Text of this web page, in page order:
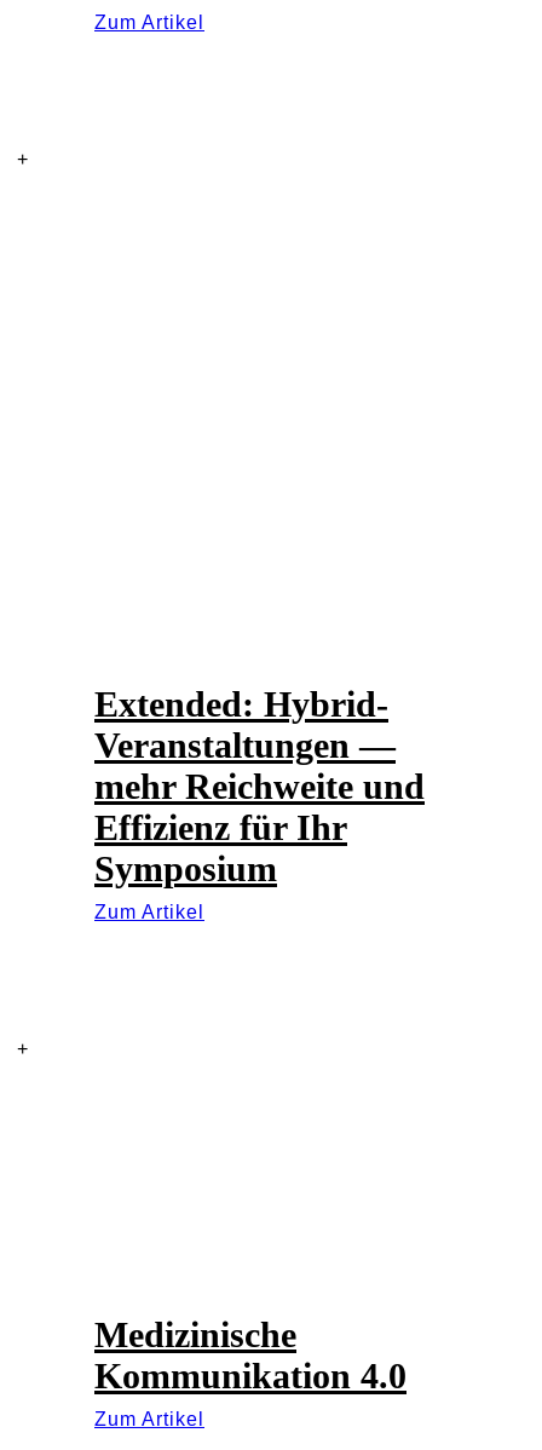
Zum Artikel
Extended: Hybrid-
Veranstaltungen —
mehr Reichweite und
Effizienz für Ihr
Symposium
Zum Artikel
Medizinische
Kommunikation 4.0
Zum Artikel